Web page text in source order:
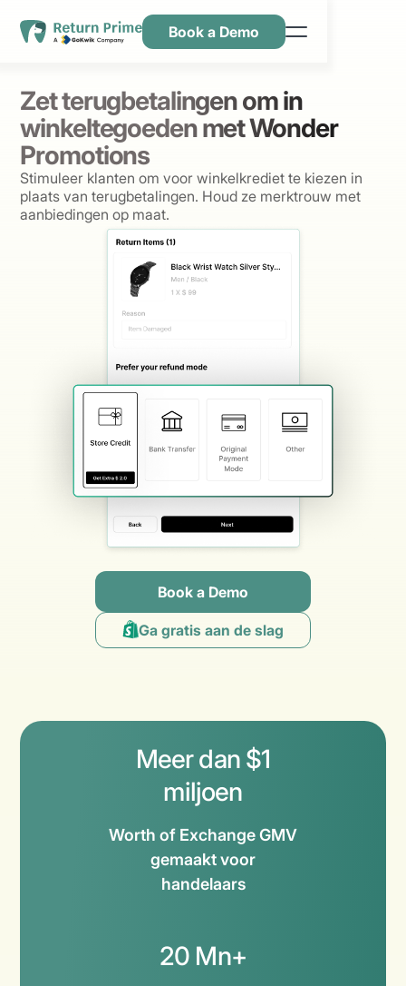
Hulpbronnen
Prijsstelling
Neem contact met ons op
Book a Demo
Zet terugbetalingen om in
winkeltegoeden met Wonder
Promotions
Stimuleer klanten om voor winkelkrediet te kiezen in
plaats van terugbetalingen. Houd ze merktrouw met
aanbiedingen op maat.
Ga gratis aan de slag
Book a Demo
Meer dan $1
miljoen
Worth of Exchange GMV
gemaakt voor
handelaars
20 Mn+